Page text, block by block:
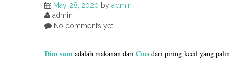
May 28, 2020 by admin
admin
No comments yet
Dim sum adalah makanan dari Cina dari piring kecil yang